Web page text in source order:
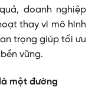
doanh nghiệp
thay vì mô hình
trọng giúp tối ưu
vững.
một đường